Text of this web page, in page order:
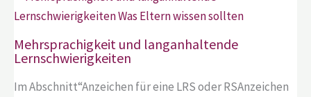
Mehrsprachigkeit und langanhaltende
Lernschwierigkeiten
Im Abschnitt“Anzeichen für eine LRS oder RSAnzeichen